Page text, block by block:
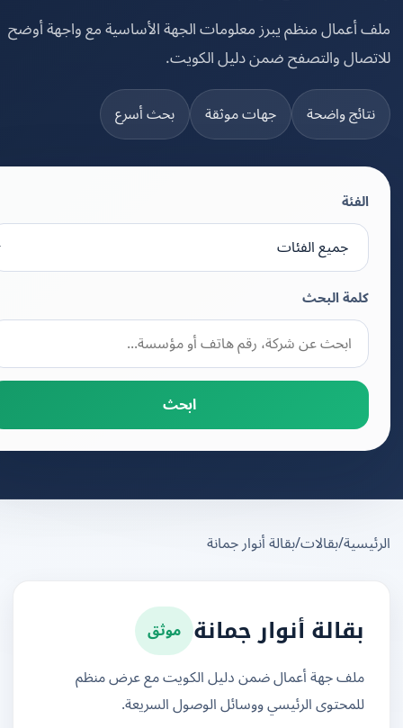
منظم يبرز معلومات الجهة الأساسية مع واجهة أوضح
والتصفح ضمن دليل الكويت.
واضحة جهات موثقة بحث أسرع
كلمة البحث
ابحث
/بقالات/بقالة أنوار جمانة
بقالة أنوار جمانة موثق
ملف جهة أعمال ضمن دليل الكويت مع عرض منظم
للمحتوى الرئيسي ووسائل الوصول السريعة.